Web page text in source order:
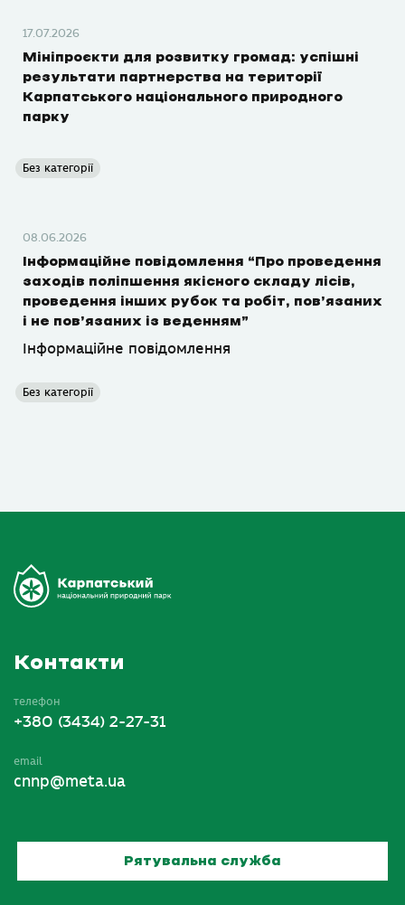
17.07.2026
Мініпроєкти для розвитку громад: успішні
результати партнерства на території
Карпатського національного природного
парку
Без категорії
08.06.2026
Інформаційне повідомлення “Про проведення
заходів поліпшення якісного складу лісів,
проведення інших рубок та робіт, пов’язаних
і не пов’язаних із веденням”
Інформаційне повідомлення
Без категорії
Контакти
телефон
+380 (3434) 2-27-31
email
cnnp@meta.ua
Рятувальна служба